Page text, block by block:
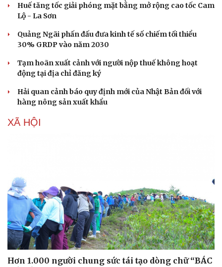
Phòng mạch online
Ăn sạch sống khỏe
Huế tăng tốc giải phóng mặt bằng mở rộng cao tốc Cam
Lộ - La Sơn
Quảng Ngãi phấn đấu đưa kinh tế số chiếm tối thiểu
30% GRDP vào năm 2030
Tạm hoãn xuất cảnh với người nộp thuế không hoạt
động tại địa chỉ đăng ký
Hải quan cảnh báo quy định mới của Nhật Bản đối với
hàng nông sản xuất khẩu
XÃ HỘI
Hơn 1.000 người chung sức tái tạo dòng chữ “BÁC